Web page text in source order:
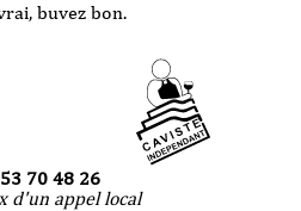
buvez bon.
70 48 26
d'un appel local